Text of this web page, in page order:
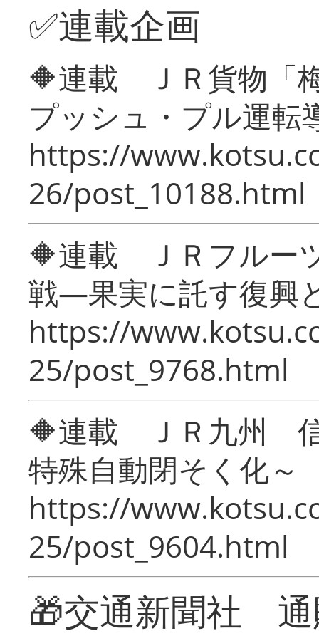
✅連載企画
🔶連載 ＪＲ貨物「
プッシュ・プル運転
https://
26/post_10188.html
🔶連載 ＪＲフルー
戦―果実に託す復興
https://
25/post_9768.html
🔶連載 ＪＲ九州 信
特殊自動閉そく化～
https://
25/post_9604.html
🎁交通新聞社